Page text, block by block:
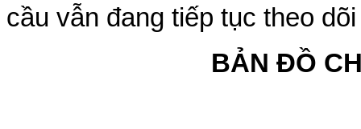
cầu vẫn đang tiếp tục theo
BẢN ĐỒ